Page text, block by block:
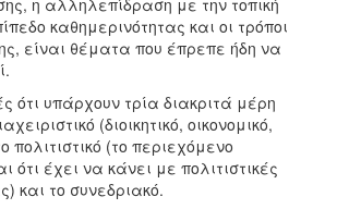
καθημερινότητας και οι τρόποι
είναι θέματα που έπρεπε ήδη να
ότι υπάρχουν τρία διακριτά μέρη
(διοικητικό, οικονομικό,
πολιτιστικό (το περιεχόμενο
ότι έχει να κάνει με πολιτιστικές
και το συνεδριακό.